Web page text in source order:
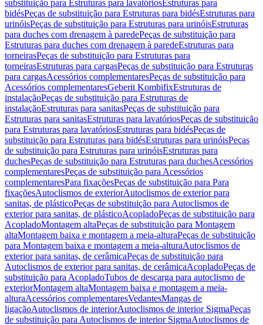
substituição para Estruturas para lavatóriosEstruturas para
bidésPeças de substituição para Estruturas para bidésEstruturas para
urinóisPeças de substituição para Estruturas para urinóisEstruturas
para duches com drenagem à paredePeças de substituição para
Estruturas para duches com drenagem à paredeEstruturas para
torneirasPeças de substituição para Estruturas para
torneirasEstruturas para cargasPeças de substituição para Estruturas
para cargasAcessórios complementaresPeças de substituição para
Acessórios complementaresGeberit KombifixEstruturas de
instalaçãoPeças de substituição para Estruturas de
instalaçãoEstruturas para sanitasPeças de substituição para
Estruturas para sanitasEstruturas para lavatóriosPeças de substituição
para Estruturas para lavatóriosEstruturas para bidésPeças de
substituição para Estruturas para bidésEstruturas para urinóisPeças
de substituição para Estruturas para urinóisEstruturas para
duchesPeças de substituição para Estruturas para duchesAcessórios
complementaresPeças de substituição para Acessórios
complementaresPara fixaçõesPeças de substituição para Para
fixaçõesAutoclismos de exteriorAutoclismos de exterior para
sanitas, de plásticoPeças de substituição para Autoclismos de
exterior para sanitas, de plásticoAcopladoPeças de substituição para
AcopladoMontagem altaPeças de substituição para Montagem
altaMontagem baixa e montagem a meia-alturaPeças de substituição
para Montagem baixa e montagem a meia-alturaAutoclismos de
exterior para sanitas, de cerâmicaPeças de substituição para
Autoclismos de exterior para sanitas, de cerâmicaAcopladoPeças de
substituição para AcopladoTubos de descarga para autoclismo de
exteriorMontagem altaMontagem baixa e montagem a meia-
alturaAcessórios complementaresVedantesMangas de
ligaçãoAutoclismos de interiorAutoclismos de interior SigmaPeças
de substituição para Autoclismos de interior SigmaAutoclismos de